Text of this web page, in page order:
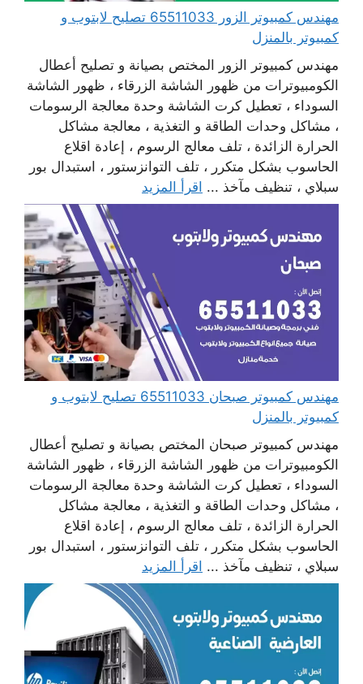
مهندس كمبيوتر الزور 65511033 تصليح لابتوب و
كمبيوتر بالمنزل
مهندس كمبيوتر الزور المختص بصيانة و تصليح أعطال
الكومبيوترات من ظهور الشاشة الزرقاء ، ظهور الشاشة
السوداء ، تعطيل كرت الشاشة وحدة معالجة الرسومات
، مشاكل وحدات الطاقة و التغذية ، معالجة مشاكل
الحرارة الزائدة ، تلف معالج الرسوم ، إعادة اقلاع
الحاسوب بشكل متكرر ، تلف التوانزستور ، استبدال بور
سبلاي ، تنظيف مآخذ ... اقرأ المزيد
مهندس كمبيوتر صبحان 65511033 تصليح لابتوب و
كمبيوتر بالمنزل
مهندس كمبيوتر صبحان المختص بصيانة و تصليح أعطال
الكومبيوترات من ظهور الشاشة الزرقاء ، ظهور الشاشة
السوداء ، تعطيل كرت الشاشة وحدة معالجة الرسومات
، مشاكل وحدات الطاقة و التغذية ، معالجة مشاكل
الحرارة الزائدة ، تلف معالج الرسوم ، إعادة اقلاع
الحاسوب بشكل متكرر ، تلف التوانزستور ، استبدال بور
سبلاي ، تنظيف مآخذ ... اقرأ المزيد